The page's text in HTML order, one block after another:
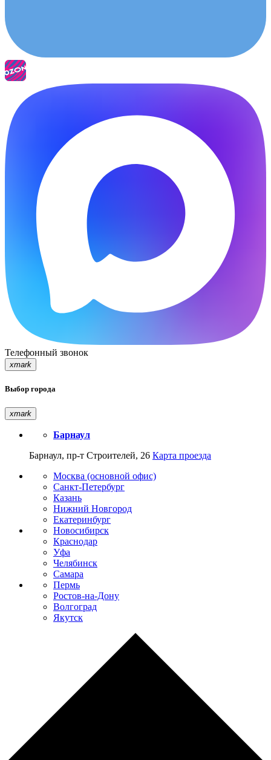
Телефонный звонок
xmark
Выбор города
xmark
Барнаул
Барнаул, пр-т Строителей, 26 Карта проезда
Москва (основной офис)
Санкт-Петербург
Казань
Нижний Новгород
Екатеринбург
Новосибирск
Краснодар
Уфа
Челябинск
Самара
Пермь
Ростов-на-Дону
Волгоград
Якутск